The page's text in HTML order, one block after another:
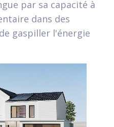
par sa capacité à
dans des
gaspiller l'énergie